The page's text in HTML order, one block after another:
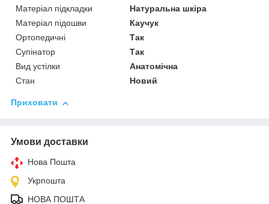
Матеріал підкладки
Натуральна шкіра
Матеріал підошви
Каучук
Ортопедичні
Так
Супінатор
Так
Вид устілки
Анатомічна
Стан
Новий
Приховати
Умови доставки
Нова Пошта
Укрпошта
НОВА ПОШТА